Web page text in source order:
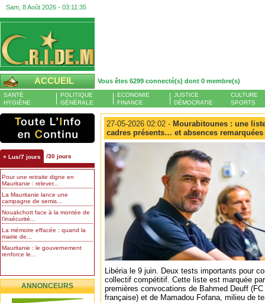
Sam, 8 Août 2026 - 03:11:35
ACCUEIL Vous êtes 6299 connecté(s) dont 0 membre(s)
SANTÉ
HYGIÈNE
POLITIQUE
GÉNÉRALE
ECONOMIE
FINANCE
JUSTICE
DÉMOCRATIE
CULTURE
SPORTS
+ Lus/7 jours /30 jours
Pour une retraite digne en
Mauritanie : relever...
La Mauritanie lance une
campagne de semis...
Nouakchott face à la montée de
l’insécurité...
La mémoire effacée : quand la
mairie de...
Mauritanie : le gouvernement
renforce le...
ANNONCEURS
27-05-2026 02:02 - Mourabitounes : une
cadres présents… et absences remarquées
Libéria le 9 juin. Deux tests importants pour
collectif compétitif. Cette liste est marquée
premières convocations de Bahmed Deuff
française) et de Mamadou Fofana, milieu de